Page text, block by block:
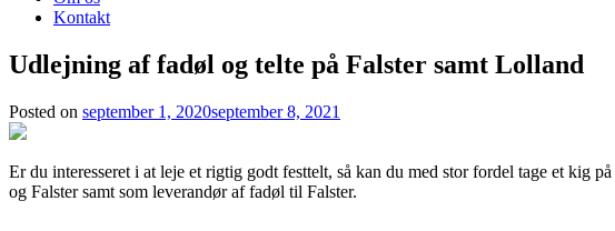
Kontakt
Udlejning af fadøl og telte på Falster samt Lolland
Posted on september 1, 2020september 8, 2021
Er du interesseret i at leje et rigtig godt festtelt, så kan du med stor fordel tage et kig
og Falster samt som leverandør af fadøl til Falster.